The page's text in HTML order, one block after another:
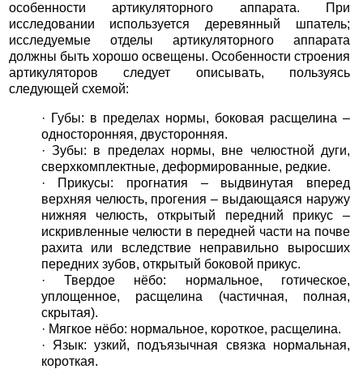
особенности артикуляторного аппарата. При
исследовании используется деревянный шпатель;
исследуемые отделы артикуляторного аппарата
должны быть хорошо освещены. Особенности строения
артикуляторов следует описывать, пользуясь
следующей схемой:
· Губы: в пределах нормы, боковая расщелина –
односторонняя, двусторонняя.
· Зубы: в пределах нормы, вне челюстной дуги,
сверхкомплектные, деформированные, редкие.
· Прикусы: прогнатия – выдвинутая вперед
верхняя челюсть, прогения – выдающаяся наружу
нижняя челюсть, открытый передний прикус –
искривленные челюсти в передней части на почве
рахита или вследствие неправильно выросших
передних зубов, открытый боковой прикус.
· Твердое нёбо: нормальное, готическое,
уплощенное, расщелина (частичная, полная,
скрытая).
· Мягкое нёбо: нормальное, короткое, расщелина.
· Язык: узкий, подъязычная связка нормальная,
короткая.